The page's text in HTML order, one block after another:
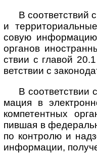
В соответствий
и
совую инфор­мацию
орга­нов
ствии с главой
ветст­вии с
В
мация в
компе­тент­ных
пившая в
по конт­ролю и
инфор­мации,